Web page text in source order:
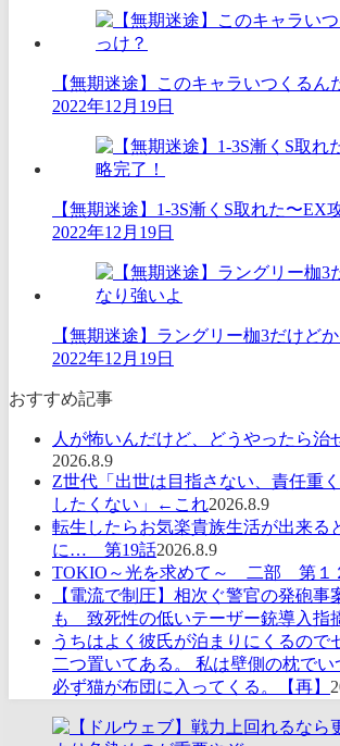
【無期迷途】このキャラいつくるん
2022年12月19日
【無期迷途】1-3S漸くS取れた〜EX
2022年12月19日
【無期迷途】ラングリー枷3だけど
2022年12月19日
おすすめ記事
人が怖いんだけど、どうやったら治
2026.8.9
Z世代「出世は目指さない、責任重
したくない」←これ2026.8.9
転生したらお気楽貴族生活が出来る
に… 第19話2026.8.9
TOKIO～光を求めて～ 二部 第１
【電流で制圧】相次ぐ警官の発砲
も 致死性の低いテーザー銃導入指
うちはよく彼氏が泊まりにくるので
二つ置いてある。 私は壁側の枕でい
必ず猫が布団に入ってくる。【再】